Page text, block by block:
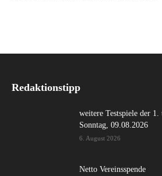
Redaktionstipp
weitere Testspiele der
Sonntag, 09.08.2026
6. August 2026
Netto Vereinsspende